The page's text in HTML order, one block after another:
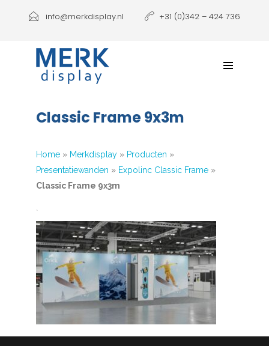
Producten
Klantbeleving
info@merkdisplay.nl +31 (0)342 – 424 736
Classic Frame 9x3m
Home» Merkdisplay» Producten »
Presentatiewanden » Expolinc Classic Frame»
Classic Frame 9x3m
`